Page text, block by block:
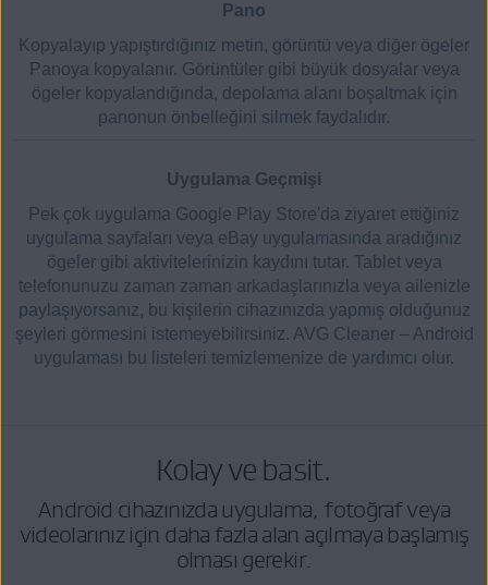
Pano
Kopyalayıp yapıştırdığınız metin, görüntü veya diğer ögeler
Panoya kopyalanır. Görüntüler gibi büyük dosyalar veya
ögeler kopyalandığında, depolama alanı boşaltmak için
panonun önbelleğini silmek faydalıdır.
Uygulama Geçmişi
Pek çok uygulama Google Play Store'da ziyaret ettiğiniz
uygulama sayfaları veya eBay uygulamasında aradığınız
ögeler gibi aktivitelerinizin kaydını tutar. Tablet veya
telefonunuzu zaman zaman arkadaşlarınızla veya ailenizle
paylaşıyorsanız, bu kişilerin cihazınızda yapmış olduğunuz
şeyleri görmesini istemeyebilirsiniz. AVG Cleaner – Android
uygulaması bu listeleri temizlemenize de yardımcı olur.
Kolay ve basit.
Android cihazınızda uygulama, fotoğraf veya
videolarınız için daha fazla alan açılmaya başlamış
olması gerekir.